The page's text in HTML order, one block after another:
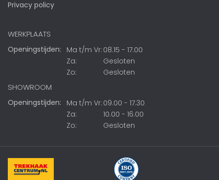
Privacy policy
WERKPLAATS
Openingstijden: Ma t/m Vr: 08.15 - 17.00
Za:
Gesloten
Zo:
Gesloten
SHOWROOM
Openingstijden: Ma t/m Vr: 09.00 - 17.30
Za:
10.00 - 16.00
Zo:
Gesloten